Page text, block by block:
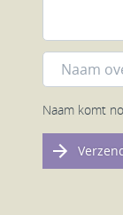
Naam komt